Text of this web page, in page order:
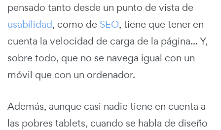
pensado tanto desde un punto de vista de
usabilidad, como de SEO, tiene que tener en
cuenta la velocidad de carga de la página... Y,
sobre todo, que no se navega igual con un
móvil que con un ordenador.
Además, aunque casi nadie tiene en cuenta a
las pobres tablets, cuando se habla de diseño